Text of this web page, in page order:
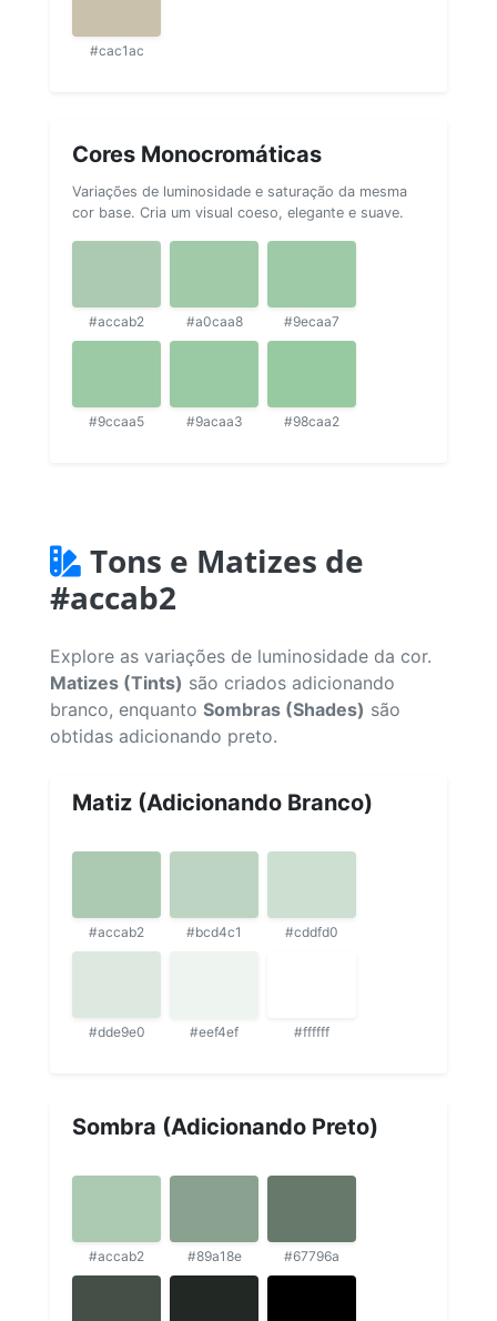
#cac1ac
Cores Monocromáticas
Variações de luminosidade e saturação da mesma
cor base. Cria um visual coeso, elegante e suave.
#accab2 #a0caa8 #9ecaa7
#9ccaa5 #9acaa3 #98caa2
Tons e Matizes de
#accab2
Explore as variações de luminosidade da cor.
Matizes (Tints) são criados adicionando
branco, enquanto Sombras (Shades) são
obtidas adicionando preto.
Matiz (Adicionando Branco)
#accab2 #bcd4c1 #cddfd0
#dde9e0 #eef4ef #ffffff
Sombra (Adicionando Preto)
#accab2 #89a18e #67796a